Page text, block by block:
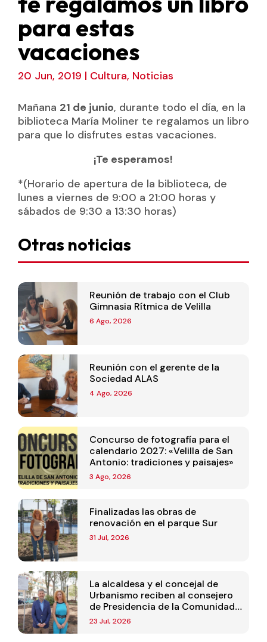
para estas
vacaciones
20 Jun, 2019 | Cultura, Noticias
Mañana 2️1 de junio, durante todo el día, en la
biblioteca María Moliner te regalamos un libro
para que lo disfrutes estas vacaciones.
¡Te esperamos!
*(Horario de apertura de la biblioteca, de
lunes a viernes de 9:00 a 21:00 horas y
sábados de 9:30 a 13:30 horas)
Otras noticias
Reunión de trabajo con el Club
Gimnasia Rítmica de Velilla
6 Ago, 2026
Reunión con el gerente de la
Sociedad ALAS
4 Ago, 2026
Concurso de fotografía para el
calendario 2027: «Velilla de San
Antonio: tradiciones y paisajes»
3 Ago, 2026
Finalizadas las obras de
renovación en el parque Sur
31 Jul, 2026
La alcaldesa y el concejal de
Urbanismo reciben al consejero
de Presidencia de la Comunidad
de Madrid
23 Jul, 2026